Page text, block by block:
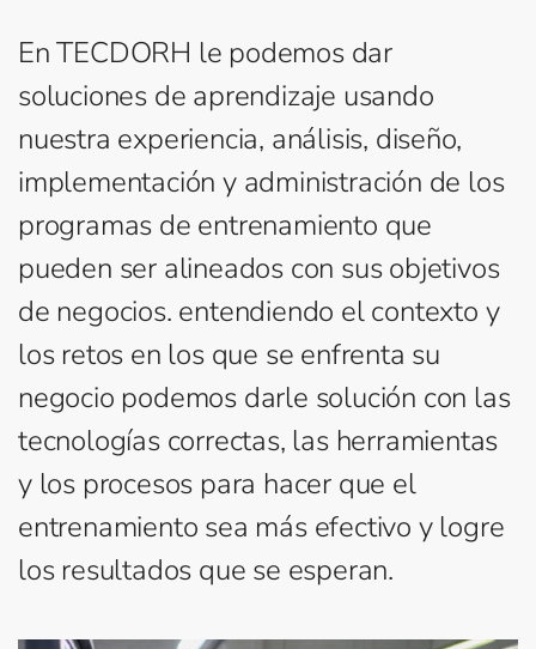
En TECDORH le podemos dar
soluciones de aprendizaje usando
nuestra experiencia, análisis, diseño,
implementación y administración de los
programas de entrenamiento que
pueden ser alineados con sus objetivos
de negocios. entendiendo el contexto y
los retos en los que se enfrenta su
negocio podemos darle solución con las
tecnologías correctas, las herramientas
y los procesos para hacer que el
entrenamiento sea más efectivo y logre
los resultados que se esperan.